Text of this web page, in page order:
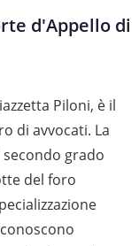
d'Appello di
Piloni, è il
di avvocati. La
secondo grado
del foro